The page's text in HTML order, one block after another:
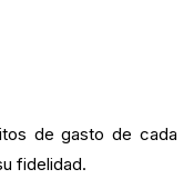
de gasto de cada
fidelidad.